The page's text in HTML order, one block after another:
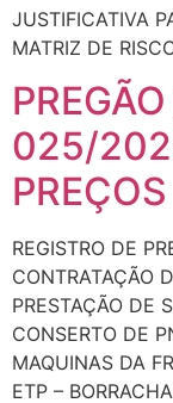
JUSTIFICATIVA
MATRIZ DE
025/
PREÇOS
REGISTRO DE
CONTRATAÇÃO
PRESTAÇÃO DE
CONSERTO DE
MAQUINAS DA
ETP –